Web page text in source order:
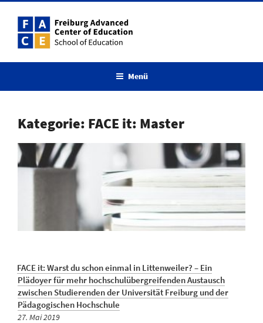
Inhalt
springen
Menü
Kategorie: FACE it: Master
FACE it: Warst du schon einmal in Littenweiler? – Ein
Plädoyer für mehr hochschulübergreifenden Austausch
zwischen Studierenden der Universität Freiburg und der
Pädagogischen Hochschule
Veröffentlicht
27. Mai 2019